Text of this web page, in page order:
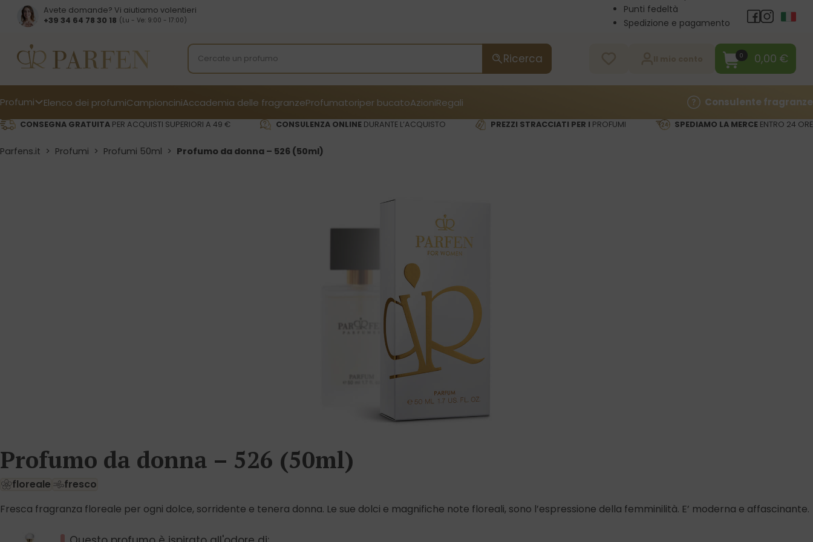
Avete domande? Vi aiutiamo volentieri
+39 34 64 78 30 18 (Lu - Ve: 9:00 - 17:00)
Punti fedeltà
Spedizione e pagamento
Ricerca 0 0,00 €
Profumi Elenco dei profumiCampionciniAccademia delle fragranzeProfumatoriper bucatoAzioniRegali Consulente fragranze
CONSEGNA GRATUITA PER ACQUISTI SUPERIORI A 49 € CONSULENZA ONLINEDURANTE L’ACQUISTO PREZZI STRACCIATI PER I PROFUMI SPEDIAMO LA MERCE ENTRO 24 ORE
Parfens.it > Profumi > Profumi 50ml > Profumo da donna – 526 (50ml)
Profumo da donna – 526 (50ml)
floreale
fresco
Fresca fragranza floreale per ogni dolce, sorridente e tenera donna. Le sue dolci e magnifiche note floreali, sono l’espressione della femminilità. E’ moderna e affascinante.